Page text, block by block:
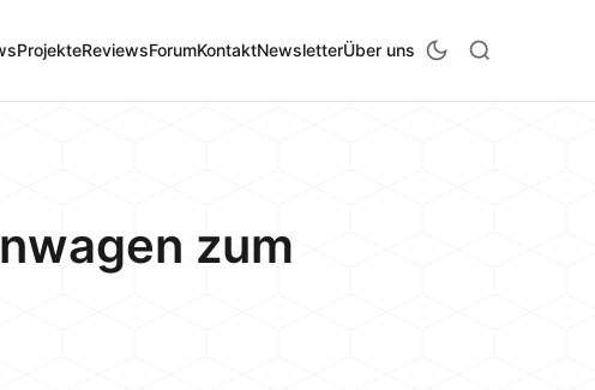
ProjekteReviewsForumKontaktNewsletterÜber uns
zum